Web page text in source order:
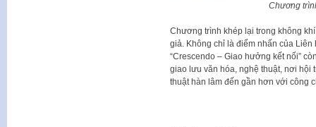
Chương
Chương trình khép lại trong không
giả. Không chỉ là điểm nhấn của
“Crescendo – Giao hưởng kết nối”
giao lưu văn hóa, nghệ thuật, nơi hội
thuật hàn lâm đến gần hơn với công